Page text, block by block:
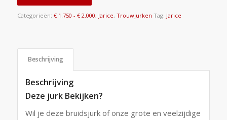
Categorieën: € 1.750 - € 2.000, Jarice, Trouwjurken Tag: Jarice
Beschrijving
Beschrijving
Deze jurk Bekijken?
Wil je deze bruidsjurk of onze grote en veelzijdige